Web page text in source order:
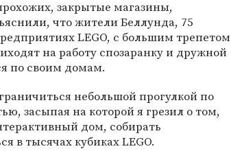
закрытые магазины,
что жители Беллунда, 75
LEGO, с большим трепетом
на работу спозаранку и дружной
по своим домам.
небольшой прогулкой по
засыпая на которой я грезил о том,
дом, собирать
в тысячах кубиках LEGO.